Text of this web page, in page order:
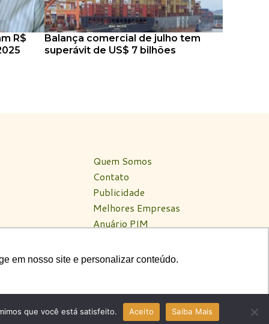
em nosso site e personalizar conteúdo.
em nosso site e personalizar conteúdo.
R$
Balança comercial de julho tem
superávit de US$ 7 bilhões
Quem Somos
Contato
Publicidade
Melhores Empresas
Anuário PIM
que você está satisfeito. Aceito Saiba Mais